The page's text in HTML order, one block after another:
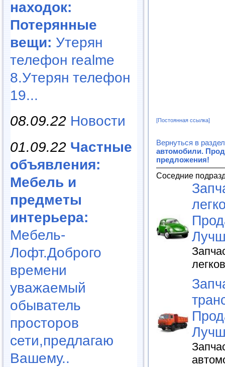
находок:
Потерянные
вещи: Утерян
телефон realme
8.Утерян телефон
19...
08.09.22 Новости
01.09.22 Частные
объявления:
Мебель и
предметы
интерьера:
Мебель-
Лофт.Доброго
времени
уважаемый
обыватель
просторов
сети,предлагаю
Вашему..
[Постоянная ссылка]
Вернуться в
автомобили.
предложения!
Соседние